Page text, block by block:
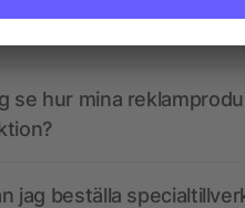
tryckdata se ut? Hjälper
se hur mina
jag beställa